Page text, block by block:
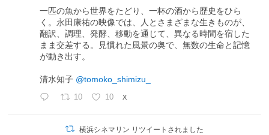
一匹の魚から世界をたどり、一杯の酒から歴史をひら
く。永田康祐の映像では、人とさまざまな生きものが、
翻訳、調理、発酵、移動を通じて、異なる時間を宿した
まま交差する。見慣れた風景の奥で、無数の生命と記憶
が動き出す。
清水知子 @tomoko_shimizu_
10 10 X
横浜シネマリン リツイートされました